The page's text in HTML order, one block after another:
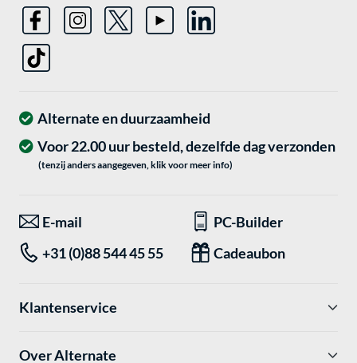
Alternate en duurzaamheid
Voor 22.00 uur besteld, dezelfde dag verzonden
(tenzij anders aangegeven, klik voor meer info)
E-mail
PC-Builder
+31 (0)88 544 45 55
Cadeaubon
Klantenservice
Over Alternate